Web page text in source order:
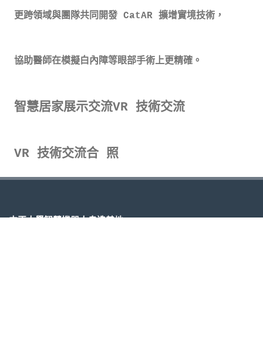
更跨領域與團隊共同開發 CatAR 擴增實境技術，
協助醫師在模擬白內障等眼部手術上更精確。
智慧居家展示交流VR 技術交流
VR 技術交流合 照